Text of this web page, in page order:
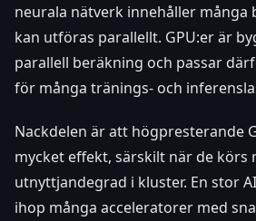
neurala nätverk innehåller många
kan utföras parallellt. GPU:er är
parallell beräkning och passar
för många tränings- och
Nackdelen är att högpresterande
mycket effekt, särskilt när de körs
utnyttjandegrad i kluster. En stor
ihop många acceleratorer med